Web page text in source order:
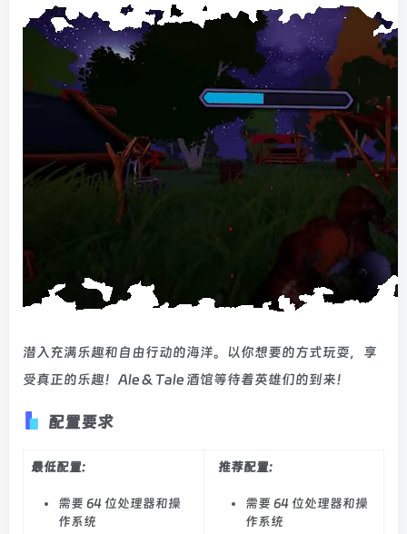
潜入充满乐趣和自由行动的海洋。以你想要的方式玩耍，享
受真正的乐趣！Ale & Tale 酒馆等待着英雄们的到来！
配置要求
最低配置:
需要 64 位处理器和操
作系统
推荐配置:
需要 64 位处理器和操
作系统